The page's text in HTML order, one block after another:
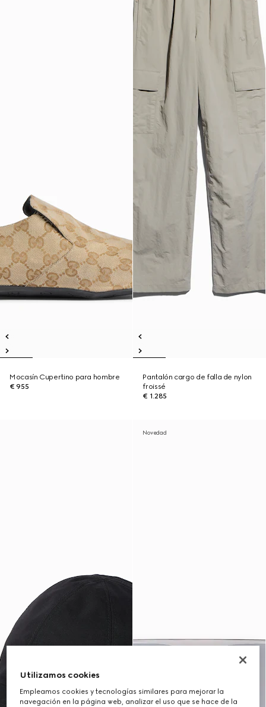
Mocasín Cupertino para hombre
€ 955
Pantalón cargo de falla de nylon
froissé
€ 1.285
Novedad
Utilizamos cookies
Empleamos cookies y tecnologías similares para mejorar la
navegación en la página web, analizar el uso que se hace de la